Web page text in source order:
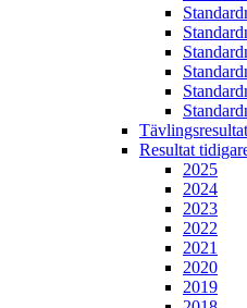
Resultat
2025
2024
2023
2022
2021
2020
2019